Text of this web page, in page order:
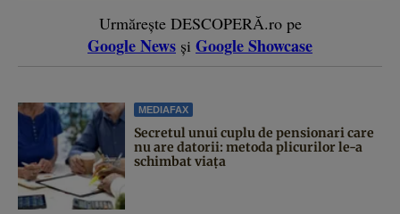
Urmărește DESCOPERĂ.ro pe
Google News și Google Showcase
MEDIAFAX
Secretul unui cuplu de pensionari care
nu are datorii: metoda plicurilor le-a
schimbat viața